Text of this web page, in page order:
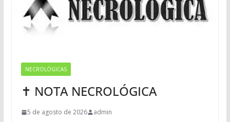
NECROLÓGICAS
✝ NOTA NECROLÓGICA
5 de agosto de 2026 admin